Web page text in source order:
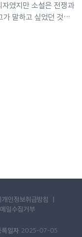
였지만 소설은 전쟁과
말하고 싶었던 것은
함으로써 가능하다고
’는 1937년 파시스트
개인정보취급방침
메일수집거부
록일자 2025-07-05